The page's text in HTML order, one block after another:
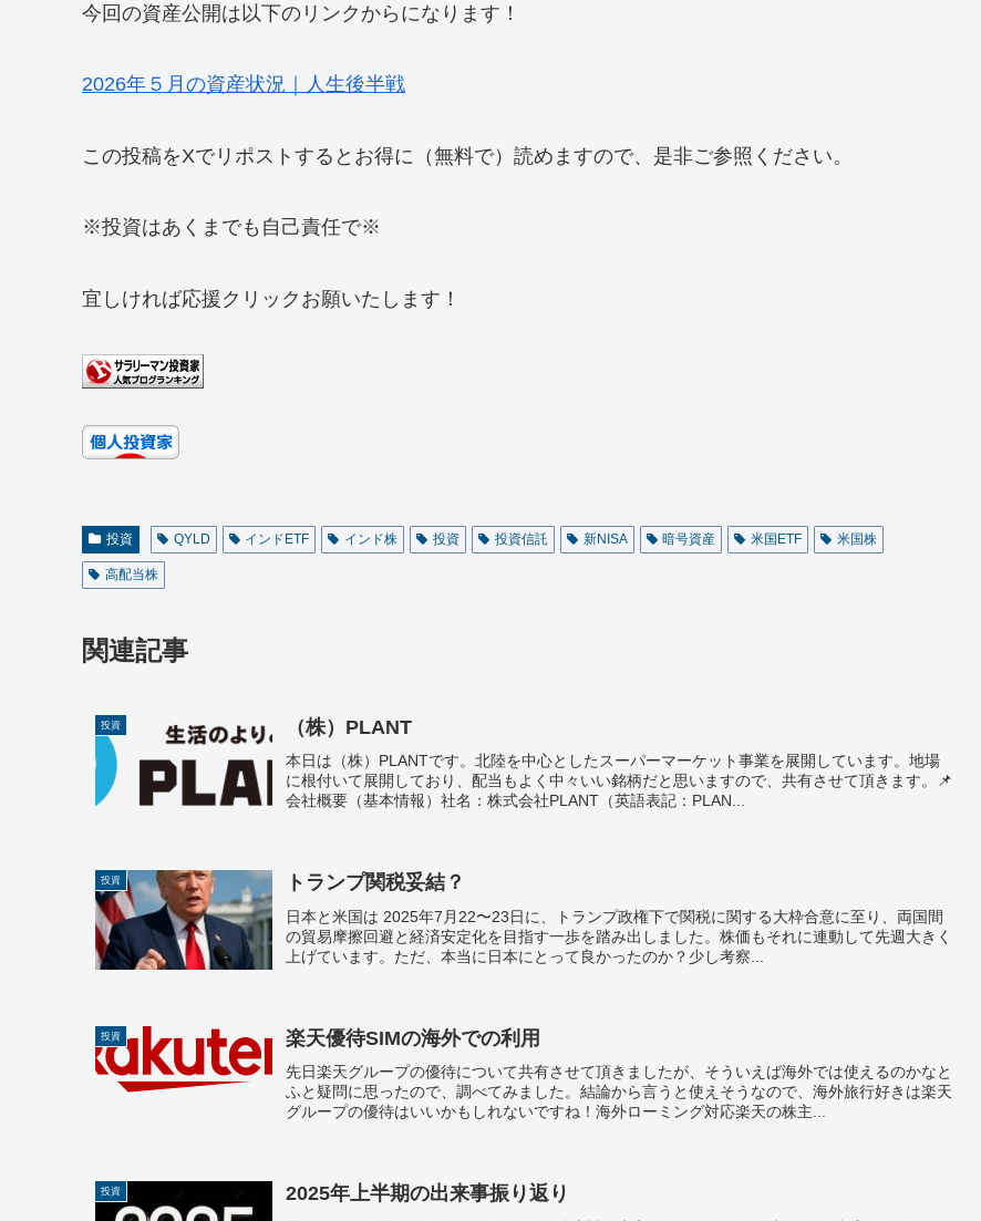
今回の資産公開は以下のリンクからになります！
2026年５月の資産状況｜人生後半戦
この投稿をXでリポストするとお得に（無料で）読めますので、是非ご参照ください。
※投資はあくまでも自己責任で※
宜しければ応援クリックお願いたします！
投資 QYLD インドETF インド株 投資 投資信託 新NISA 暗号資産 米国ETF 米国株
高配当株
関連記事
投資 （株）PLANT
本日は（株）PLANTです。北陸を中心としたスーパーマーケット事業を展開しています。地場
に根付いて展開しており、配当もよく中々いい銘柄だと思いますので、共有させて頂きます。📌
会社概要（基本情報）社名：株式会社PLANT（英語表記：PLAN...
投資 トランプ関税妥結？
日本と米国は 2025年7月22〜23日に、トランプ政権下で関税に関する大枠合意に至り、両国間
の貿易摩擦回避と経済安定化を目指す一歩を踏み出しました。株価もそれに連動して先週大きく
上げています。ただ、本当に日本にとって良かったのか？少し考察...
投資 楽天優待SIMの海外での利用
先日楽天グループの優待について共有させて頂きましたが、そういえば海外では使えるのかなと
ふと疑問に思ったので、調べてみました。結論から言うと使えそうなので、海外旅行好きは楽天
グループの優待はいいかもしれないですね！海外ローミング対応楽天の株主...
投資 2025年上半期の出来事振り返り